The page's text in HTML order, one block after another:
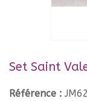
Set Saint
Référence :